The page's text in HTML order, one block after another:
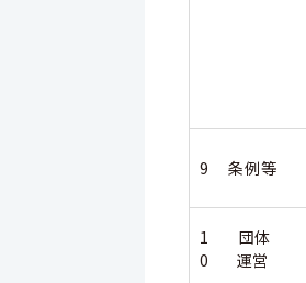
9 条例等
1
0
団体
運営